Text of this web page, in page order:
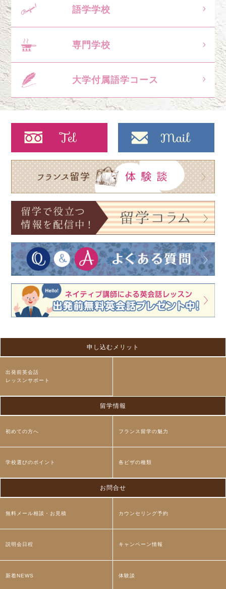
語学学校
専門学校
大学付属語学コース
申し込むメリット
出発前英会話
レッスンサポート
留学情報
初めての方へ フランス留学の魅力
学校選びのポイント 各ビザの種類
お問合せ
無料メール相談・お見積 カウンセリング予約
説明会日程 キャンペーン情報
新着NEWS 体験談